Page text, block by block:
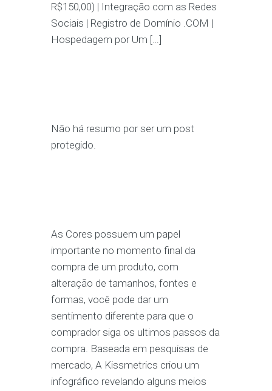
R$150,00) | Integração com as Redes
Sociais | Registro de Domínio .COM |
Hospedagem por Um […]
Não há resumo por ser um post
protegido.
As Cores possuem um papel
importante no momento final da
compra de um produto, com
alteração de tamanhos, fontes e
formas, você pode dar um
sentimento diferente para que o
comprador siga os ultimos passos da
compra. Baseada em pesquisas de
mercado, A Kissmetrics criou um
infográfico revelando alguns meios